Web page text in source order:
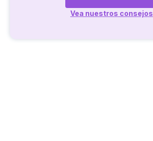
Vea nuestros consejos